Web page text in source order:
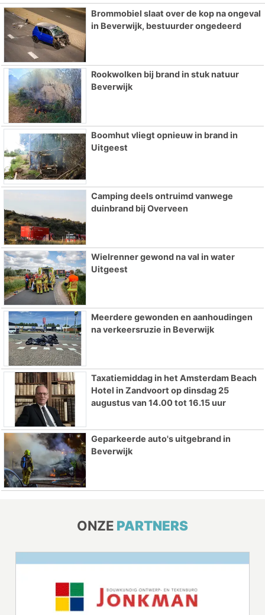
Brommobiel slaat over de kop na ongeval
in Beverwijk, bestuurder ongedeerd
Rookwolken bij brand in stuk natuur
Beverwijk
Boomhut vliegt opnieuw in brand in
Uitgeest
Camping deels ontruimd vanwege
duinbrand bij Overveen
Wielrenner gewond na val in water
Uitgeest
Meerdere gewonden en aanhoudingen
na verkeersruzie in Beverwijk
Taxatiemiddag in het Amsterdam Beach
Hotel in Zandvoort op dinsdag 25
augustus van 14.00 tot 16.15 uur
Geparkeerde auto's uitgebrand in
Beverwijk
ONZE PARTNERS